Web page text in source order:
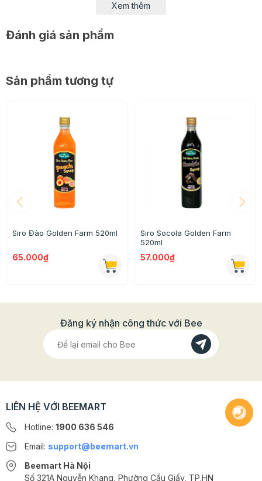
Thông tin chi tiết:
phẩm tổng hợp
- Bảo quản: Nơi khô ráo, thoáng mát
- Thể tích thực: 520 ml
Xem thêm
Đánh giá sản phẩm
Sản phẩm tương tự
Siro Đào Golden Farm 520ml
65.000₫
Siro Socola Golden Farm
520ml
57.000₫
Đăng ký nhận công thức với Bee
LIÊN HỆ VỚI BEEMART
Hotline: 1900 636 546
Email: support@beemart.vn
Beemart Hà Nội
Số 321A Nguyễn Khang, Phường Cầu Giấy, TP.HN